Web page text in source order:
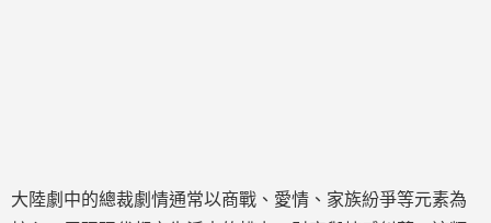
大陸劇中的總裁劇情通常以商戰、愛情、家族紛爭等元素為